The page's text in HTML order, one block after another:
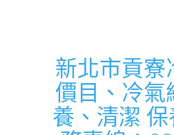
新北市貢寮
價目、冷氣
養、清潔